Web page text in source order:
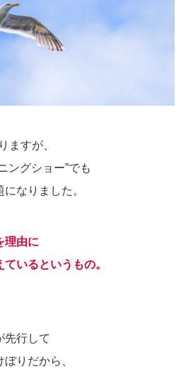
ますが、
ングショー”でも
なりました。
理由に
いるというもの。
先行して
りだから、